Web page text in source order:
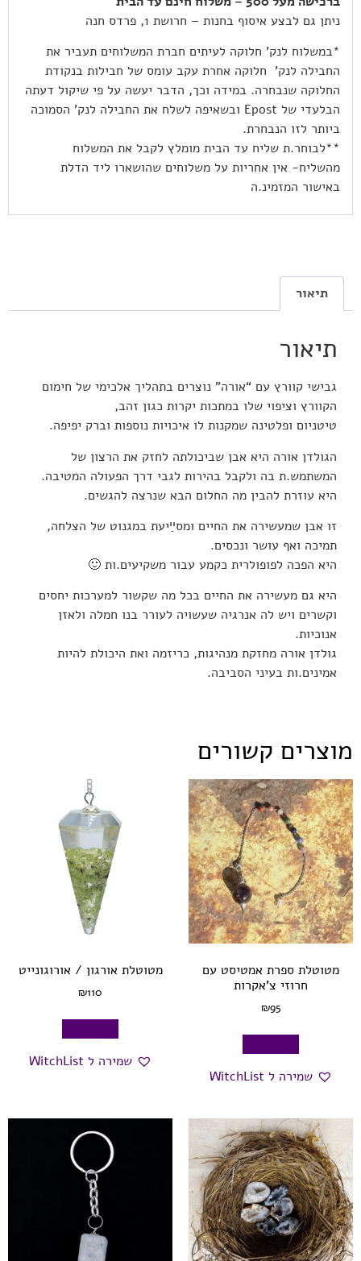
ניתן גם לבצע איסוף בחנות – חרושת 1, פרדס חנה
*במשלוח לנק’ חלוקה לעיתים חברת המשלוחים תעביר את
החבילה לנק’ חלוקה אחרת עקב עומס של חבילות בנקודת
החלוקה שנבחרה. במידה וכך, הדבר יעשה על פי שיקול דעתה
הבלעדי של Epost ובשאיפה לשלח את החבילה לנק’ הסמוכה
ביותר לזו הנבחרת.
**לבוחר.ת שליח עד הבית מומלץ לקבל את המשלוח
מהשליח- אין אחריות על משלוחים שהושארו ליד הדלת
באישור המזמינ.ה
תיאור
תיאור
גבישי קוורץ עם “אורה” נוצרים בתהליך אלכימי של חימום
הקוורץ וציפוי שלו במתכות יקרות כגון זהב,
טיטניום ופלטינה שמקנות לו איכויות נוספות וברק יפיפה.
הגולדן אורה היא אבן שביכולתה לחזק את הרצון של
המשתמש.ת בה ולקבל בהירות לגבי דרך הפעולה המטיבה.
היא עוזרת להבין מה החלום הבא שנרצה להגשים.
זו אבן שמעשירה את החיים ומסײַיעת במגנוט של הצלחה,
תמיכה ואף עושר ונכסים.
היא הפכה לפופולרית כקמע עבור משקיעים.ות 🙂
היא גם מעשירה את החיים בכל מה שקשור למערכות יחסים
וקשרים ויש לה אנרגיה שעשויה לעורר בנו חמלה ולאזן
אנוכיות.
גולדן אורה מחזקת מנהיגות, כריזמה ואת היכולת להיות
אמינים.ות בעיני הסביבה.
מוצרים קשורים
מטוטלת ספרת אמטיסט עם
חרוזי צ’אקרות
₪95
שמירה ל WitchList
מטוטלת אורגון / אורוגונייט
₪110
שמירה ל WitchList